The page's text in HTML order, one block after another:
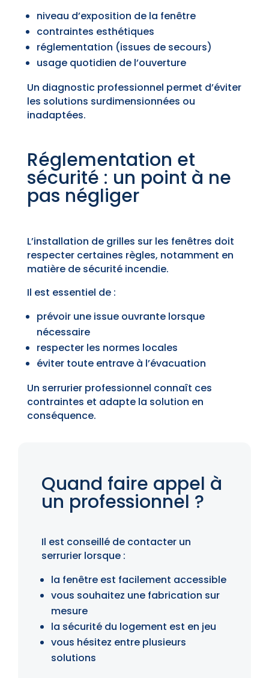
niveau d’exposition de la fenêtre
contraintes esthétiques
réglementation (issues de secours)
usage quotidien de l’ouverture
Un diagnostic professionnel permet d’éviter
les solutions surdimensionnées ou
inadaptées.
Réglementation et
sécurité : un point à ne
pas négliger
L’installation de grilles sur les fenêtres doit
respecter certaines règles, notamment en
matière de sécurité incendie.
Il est essentiel de :
prévoir une issue ouvrante lorsque
nécessaire
respecter les normes locales
éviter toute entrave à l’évacuation
Un serrurier professionnel connaît ces
contraintes et adapte la solution en
conséquence.
Quand faire appel à
un professionnel ?
Il est conseillé de contacter un
serrurier lorsque :
la fenêtre est facilement accessible
vous souhaitez une fabrication sur
mesure
la sécurité du logement est en jeu
vous hésitez entre plusieurs
solutions